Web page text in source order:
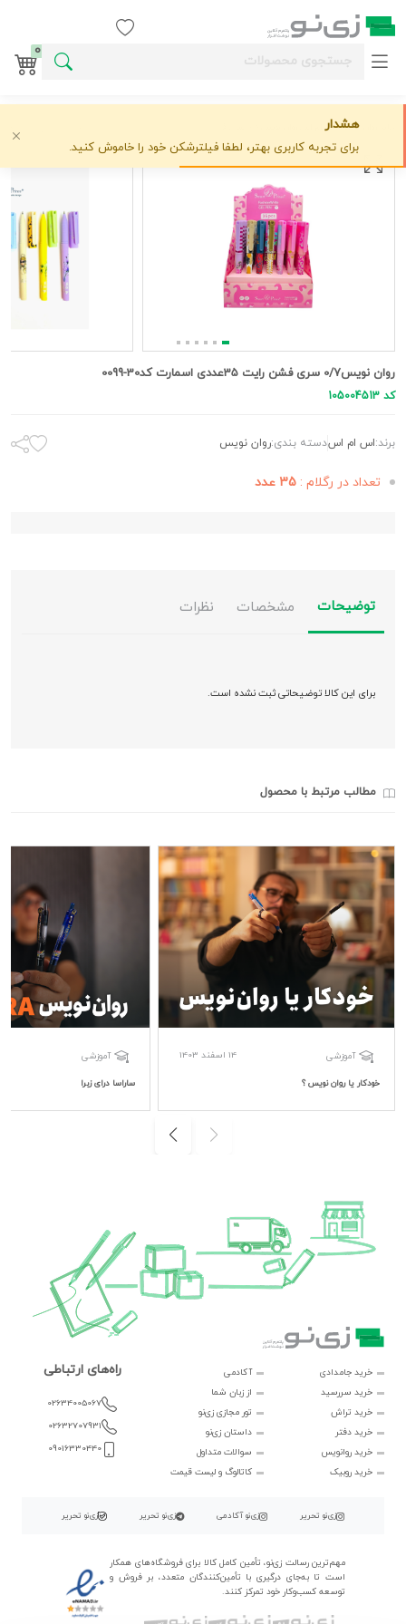
0
روان نویس›اس ام اس
روان نویس0/7 سری فشن رایت 35عددی اسمارت کد30-0099
کد 105004513
برند:اس ام اسدسته بندی:روان نویس
تعداد در رگلام : 35 عدد
توضیحات مشخصات نظرات
برای این کالا توضیحاتی ثبت نشده است.
مطالب مرتبط با محصول
آموزشی 14 اسفند 1403
خودکار یا روان نویس ؟
آموزشی
ساراسا درای زبرا
خرید جامدادی
خرید سررسید
خرید تراش
خرید دفتر
خرید روانویس
خرید روبیک
آکادمی
از زبان شما
تور مجازی زی‌نو
داستان زی‌نو
سوالات متداول
کاتالوگ و لیست قیمت
راه‌های ارتباطی
02634005067
02632707931
09016330440
زی‌نو تحریر زی‌نو آکادمی زی‌نو تحریر زی‌نو تحریر
مهم‌ترین رسالت زی‌نو، تأمین کامل کالا برای فروشگاه‌های همکار
است تا به‌جای درگیری با تأمین‌کنندگان متعدد، بر فروش و
توسعه کسب‌وکار خود تمرکز کنند.
هشدار
برای تجربه کاربری بهتر، لطفا فیلترشکن خود را خاموش کنید.